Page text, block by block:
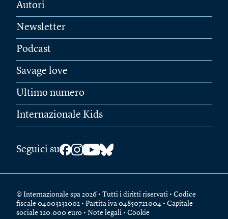
Autori
Newsletter
Podcast
Savage love
Ultimo numero
Internazionale Kids
Seguici su
© Internazionale spa 2026 • Tutti i diritti riservati • Codice
fiscale 04003131002 • Partita iva 04850721004 • Capitale
sociale 120.000 euro • Note legali • Cookie